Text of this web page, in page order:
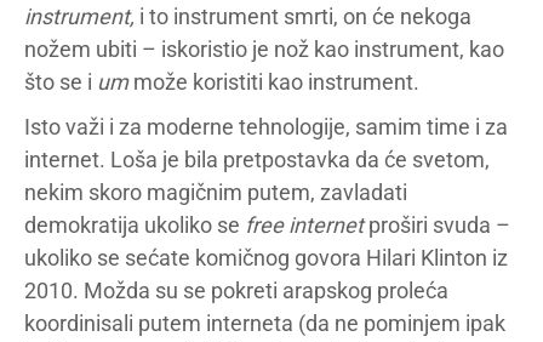
instrument, i to instrument smrti, on će nekoga
nožem ubiti – iskoristio je nož kao instrument, kao
što se i ummože koristiti kao instrument.
Isto važi i za moderne tehnologije, samim time i za
internet. Loša je bila pretpostavka da će svetom,
nekim skoro magičnim putem, zavladati
demokratija ukoliko se free internetproširi svuda –
ukoliko se sećate komičnog govora Hilari Klinton iz
2010. Možda su se pokreti arapskog proleća
koordinisali putem interneta (da ne pominjem ipak